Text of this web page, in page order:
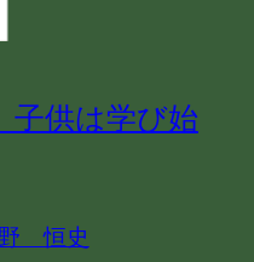
子供は学び始
恒史